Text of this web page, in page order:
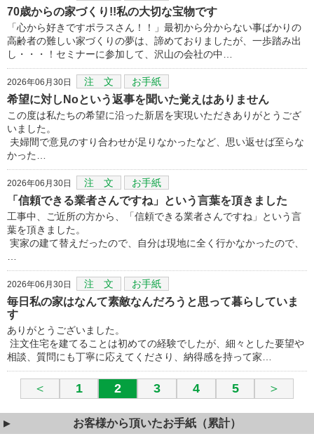
70歳からの家づくり!!私の大切な宝物です
「心から好きですポラスさん！！」最初から分からない事ばかりの
高齢者の難しい家づくりの夢は、諦めておりましたが、一歩踏み出
し・・・！セミナーに参加して、沢山の会社の中…
2026年06月30日 注 文 お手紙
希望に対しNoという返事を聞いた覚えはありません
この度は私たちの希望に沿った新居を実現いただきありがとうござ
いました。
夫婦間で意見のすり合わせが足りなかったなど、思い返せば至らな
かった…
2026年06月30日 注 文 お手紙
「信頼できる業者さんですね」という言葉を頂きました
工事中、ご近所の方から、「信頼できる業者さんですね」という言
葉を頂きました。
実家の建て替えだったので、自分は現地に全く行かなかったので、
2026年06月30日 注 文 お手紙
毎日私の家はなんて素敵なんだろうと思って暮らしていま
す
ありがとうございました。
注文住宅を建てることは初めての経験でしたが、細々とした要望や
相談、質問にも丁寧に応えてくださり、納得感を持って家…
＜ 1 2 3 4 5 ＞
お客様から頂いたお手紙（累計）